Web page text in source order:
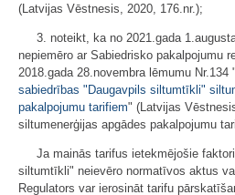
(Latvijas Vēstnesis, 2020, 176.nr.);
3. noteikt, ka no 2021.gada
nepiemēro ar Sabiedrisko pakalpojumu
2018.gada 28.novembra lēmumu Nr.134 "
sabiedrības "Daugavpils siltumtīkli"
pakalpojumu tarifiem" (Latvijas
siltumenerģijas apgādes pakalpojumu
Ja mainās tarifus ietekmējošie
siltumtīkli" neievēro normatīvos aktus
Regulators var ierosināt tarifu